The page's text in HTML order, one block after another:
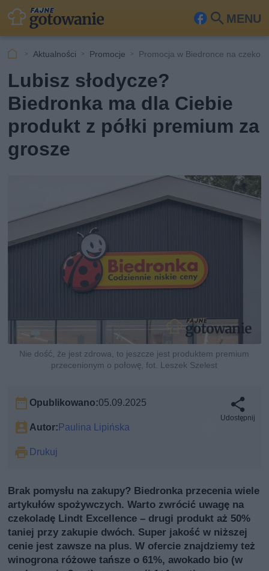
MENU
Fa
ook
Szu
Aktualności Promocje Promocja w Biedronce na
Lubisz słodycze?
Biedronka ma dla Ciebie
produkt z półki premium za
grosze
Nie dość, że jest zdrowa, to jeszcze jest produktem premium
przecenionym o połowę, fot. Leszek Szelest
Opublikowano:05.09.2025
Autor:Paulina Lipińska
Drukuj
Udostępnij
Brak pomysłu na zakupy? Biedronka przecenia wiele
artykułów spożywczych. Warto zwrócić uwagę na
czekoladę Lindt Excellence – drugi produkt aż 50%
taniej przy zakupie dwóch. Super jakość w niższej
cenie jest zawsze na plus. W ofercie znajdziemy też
winogrona różowe tańsze o 61%, awokado bio (w